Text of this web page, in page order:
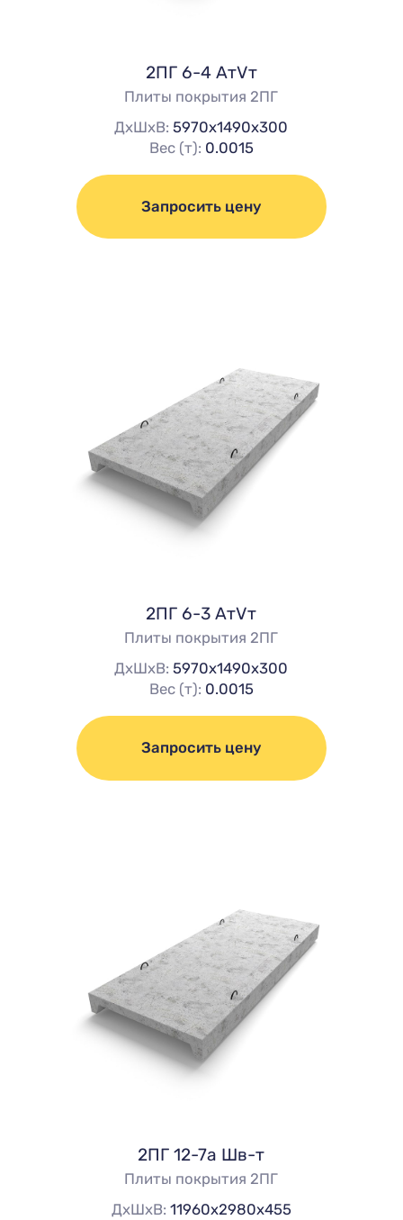
2ПГ 6-4 АтVт
Плиты покрытия 2ПГ
ДхШхВ:5970х1490х300
Вес (т): 0.0015
Запросить цену
2ПГ 6-3 АтVт
Плиты покрытия 2ПГ
ДхШхВ:5970х1490х300
Вес (т): 0.0015
Запросить цену
2ПГ 12-7а Шв-т
Плиты покрытия 2ПГ
ДхШхВ: 11960х2980х455